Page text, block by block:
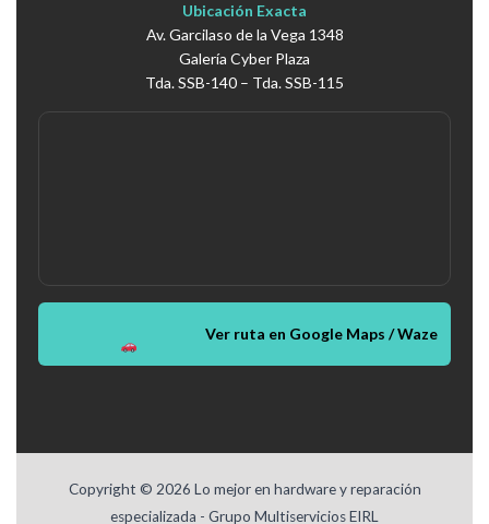
Ubicación Exacta
Av. Garcilaso de la Vega 1348
Galería Cyber Plaza
Tda. SSB-140 – Tda. SSB-115
Ver ruta en Google Maps / Waze
Copyright © 2026 Lo mejor en hardware y reparación
especializada - Grupo Multiservicios EIRL